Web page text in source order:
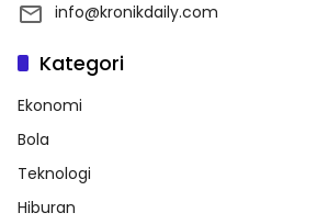
info@kronikdaily.com
Kategori
Ekonomi
Bola
Teknologi
Hiburan